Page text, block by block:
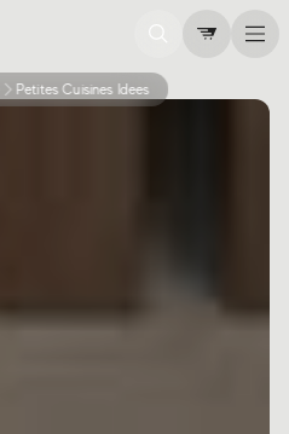
Petites Cuisines Idees